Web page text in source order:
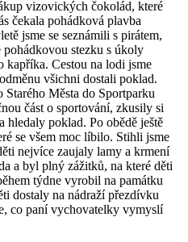
vizovických čokolád, které
čekala pohádková plavba
jsme se seznámili s pirátem,
stezku s úkoly
kapříka. Cestou na lodi jsme
všichni dostali poklad.
Města do Sportparku
část o sportování, zkusily si
poklad. Po obědě ještě
se všem moc líbilo. Stihli jsme
nejvíce zaujaly lamy a krmení
a byl plný zážitků, na které děti
týdne vyrobil na památku
dostaly na nádraží přezdívku
co paní vychovatelky vymyslí